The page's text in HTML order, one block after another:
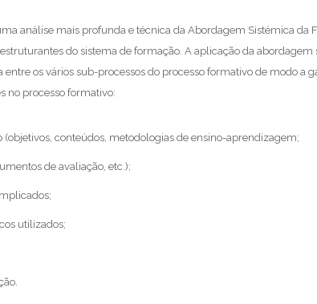
análise mais profunda e técnica da Abordagem Sistémica da
do sistema de formação. A aplicação da
entre os vários sub-processos do processo formativo de modo a
no processo formativo:
(objetivos, conteúdos, metodologias de ensino-aprendizagem;
de avaliação, etc.);
utilizados;